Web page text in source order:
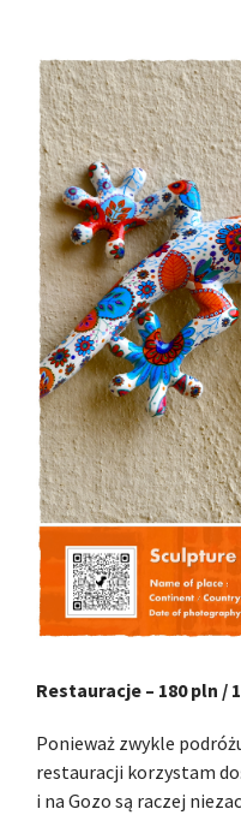
Restauracje – 180 pln /
Ponieważ zwykle
restauracji korzystam
i na Gozo są raczej